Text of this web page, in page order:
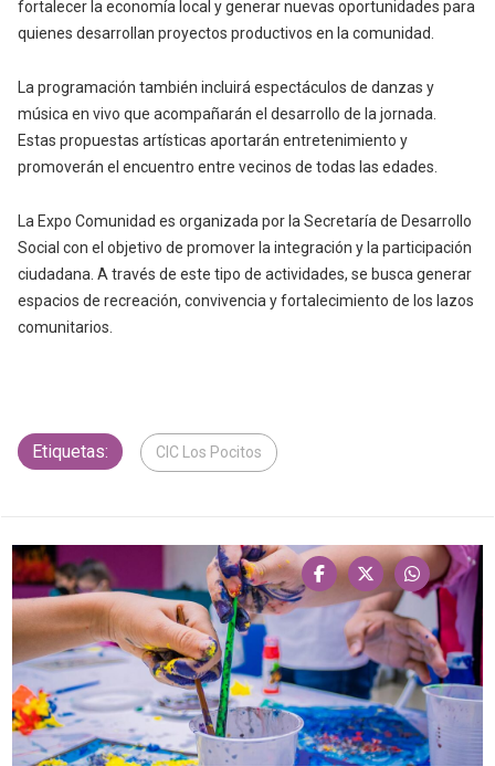
fortalecer la economía local y generar nuevas oportunidades para
quienes desarrollan proyectos productivos en la comunidad.
La programación también incluirá espectáculos de danzas y
música en vivo que acompañarán el desarrollo de la jornada.
Estas propuestas artísticas aportarán entretenimiento y
promoverán el encuentro entre vecinos de todas las edades.
La Expo Comunidad es organizada por la Secretaría de Desarrollo
Social con el objetivo de promover la integración y la participación
ciudadana. A través de este tipo de actividades, se busca generar
espacios de recreación, convivencia y fortalecimiento de los lazos
comunitarios.
Etiquetas: CIC Los Pocitos